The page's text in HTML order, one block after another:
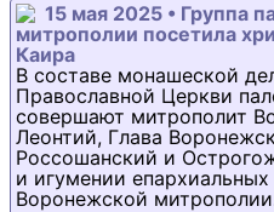
15 мая 2025 • Группа
митрополии посетила
Каира
В составе монашеской
Православной Церкви
совершают митрополит
Леонтий, Глава
Россошанский и
и игумении
Воронежской